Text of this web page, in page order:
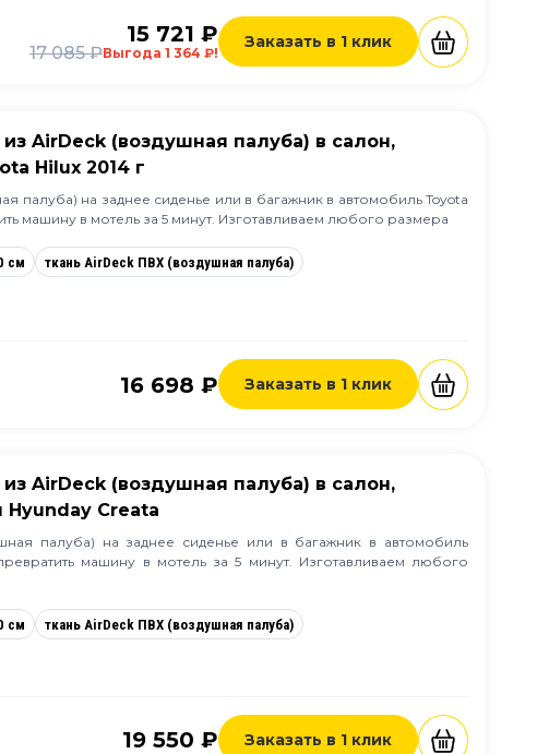
15 721 ₽
17 085 ₽Выгода 1 364 ₽!
Заказать в 1 клик
AirDeck (воздушная палуба) в салон,
Hilux 2014 г
палуба) на заднее сиденье или в багажник в автомобиль Toyota
машину в мотель за 5 минут. Изготавливаем любого размера
см ткань AirDeck ПВХ (воздушная палуба)
16 698 ₽ Заказать в 1 клик
AirDeck (воздушная палуба) в салон,
Creata
палуба) на заднее сиденье или в багажник в автомобиль
машину в мотель за 5 минут. Изготавливаем любого
см ткань AirDeck ПВХ (воздушная палуба)
19 550 ₽ Заказать в 1 клик